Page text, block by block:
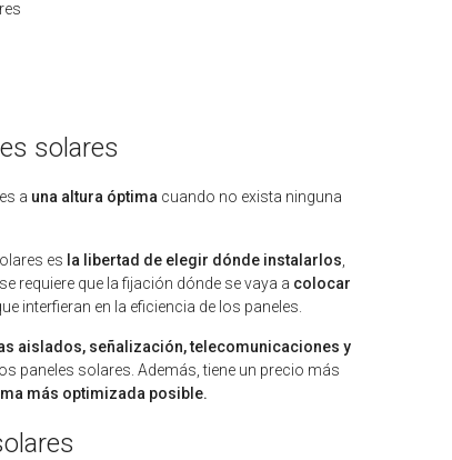
solares
a una altura óptima cuando no exista ninguna
es la libertad de elegir dónde instalarlos
requiere que la fijación dónde se vaya a colocar
interfieran en la eficiencia de los paneles.
aislados, señalización, telecomunicaciones y
paneles solares. Además, tiene un precio más
más optimizada posible.